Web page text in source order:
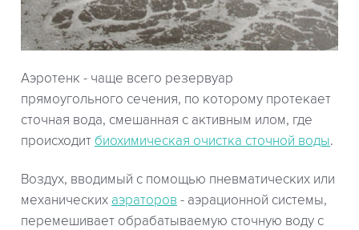
Аэротенк - чаще всего резервуар
прямоугольного сечения, по которому протекает
сточная вода, смешанная с активным илом, где
происходит биохимическая очистка сточной воды.
Воздух, вводимый с помощью пневматических или
механических аэраторов - аэрационной системы,
перемешивает обрабатываемую сточную воду с